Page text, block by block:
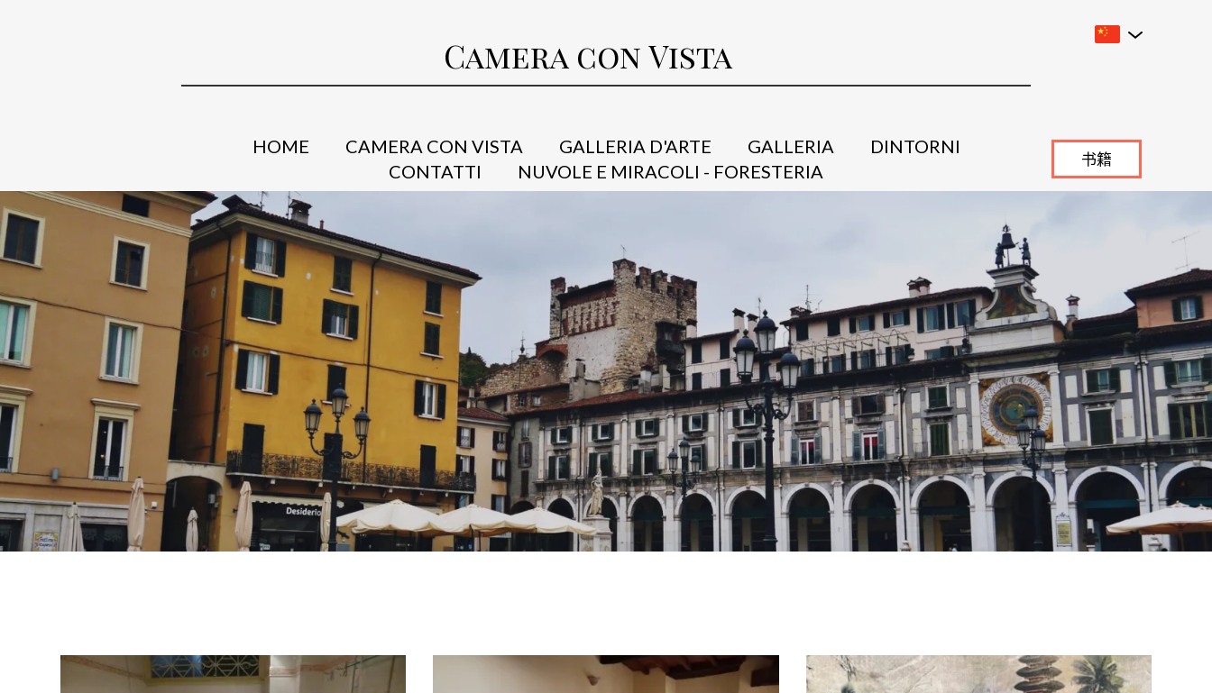
Camera con Vista
HOME CAMERA CON VISTA GALLERIA D'ARTE GALLERIA
DINTORNI
CONTATTI
NUVOLE E MIRACOLI - FORESTERIA
书籍